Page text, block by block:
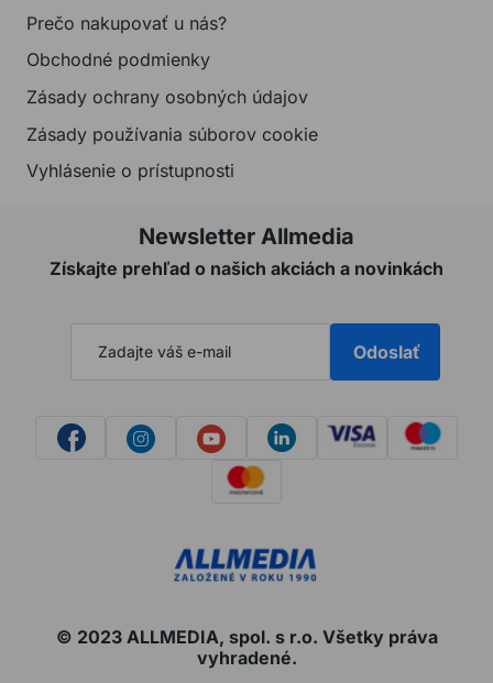
Prečo nakupovať u nás?
Obchodné podmienky
Zásady ochrany osobných údajov
Zásady používania súborov cookie
Vyhlásenie o prístupnosti
Newsletter Allmedia
Získajte prehľad o našich akciách a novinkách
Odoslať
© 2023 ALLMEDIA, spol. s r.o. Všetky práva
vyhradené.